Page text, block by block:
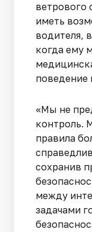
ветрового
иметь
водителя,
когда ему
поведение
«Мы не
контроль.
правила
сохранив
между
задачами